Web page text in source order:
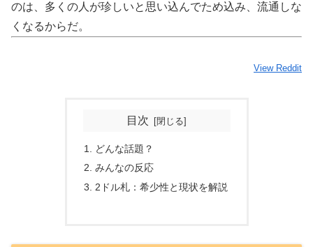
のは、多くの人が珍しいと思い込んでため込み、流通しな
くなるからだ。
View Reddit
目次
どんな話題？
みんなの反応
2ドル札：希少性と現状を解説